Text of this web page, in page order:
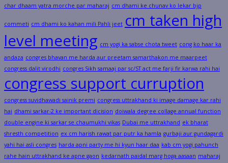
char dhaam yatra morche par maharaj cm dhami ke chunav ko lekar bjp
commeti cm dhami ko kahan mili Pahli jeet cm taken high
level meeting cm yogi ka sabse chota tweet cong ko haar ka
andaza congres bhavan me harda aur preetam samarthakon me maarpeet
congress dalit virodhi congres Sikh samaaj par sc/ST act me farji fir karwa rahi hai
congress support curruption
congress suvidhawadi sainik premi congress uttrakhand ki image damage kar rahi
hai dhami sarkar-2 ke important dicision doiwala degree collage annual function
double engine ki sarkar se chaumukhi vikas Dubai me uttrakhand ek bharat
shresth competition ex cm harish rawat par putr ka hamla gurbaji aur gundagardi
yahi hai asli congres harda apni party me hi kyun haar daa kab cm yogi pahunch
rahe hain uttrakhand ke apne gaon kedarnath paidal marg hoga aasaan maharaj